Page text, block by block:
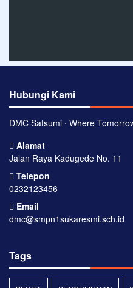
Hubungi Kami
DMC Satsumi ⋅ Where
Alamat
Jalan Raya Kadugede No. 11
Telepon
0232123456
Email
dmc@smpn1sukaresmi.sch.id
Tags